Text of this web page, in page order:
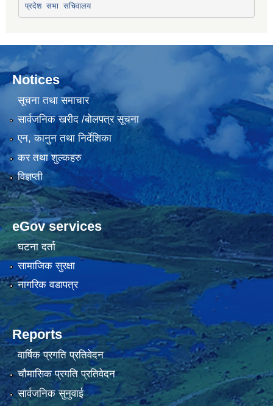
प्रदेश सभा सचिवालय
Notices
सूचना तथा समाचार
सार्वजनिक खरीद /बोलपत्र सूचना
एन, कानुन तथा निर्देशिका
कर तथा शुल्कहरु
विज्ञप्ती
eGov services
घटना दर्ता
सामाजिक सुरक्षा
नागरिक वडापत्र
Reports
वार्षिक प्रगति प्रतिवेदन
चौमासिक प्रगति प्रतिवेदन
सार्वजनिक सुनुवाई